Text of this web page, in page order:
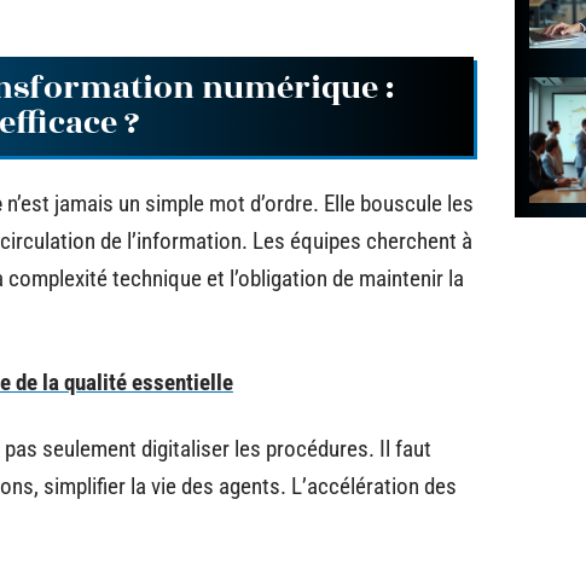
numérique :
?
n’est jamais un simple mot d’ordre. Elle bouscule les
de l’information. Les équipes cherchent à
technique et l’obligation de maintenir la
de la qualité essentielle
pas seulement digitaliser les procédures. Il faut
simplifier la vie des agents. L’accélération des